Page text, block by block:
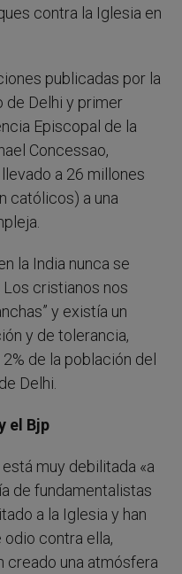
contra la Iglesia en
publicadas por la
de Delhi y primer
Episcopal de la
Concessao,
a 26 millones
católicos) a una
la India nunca se
Los cristianos nos
y existía un
y de tolerancia,
de la población del
Delhi.
el Bjp
muy debilitada «a
de fundamentalistas
a la Iglesia y han
odio contra ella,
creado una atmósfera